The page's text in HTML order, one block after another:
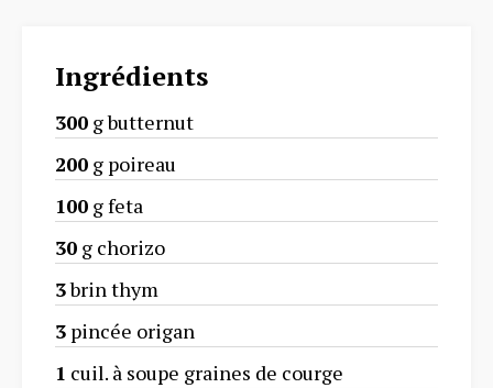
Ingrédients
300 g butternut
200 g poireau
100 g feta
30 g chorizo
3brin thym
3 pincée origan
1 cuil. à soupe graines de courge